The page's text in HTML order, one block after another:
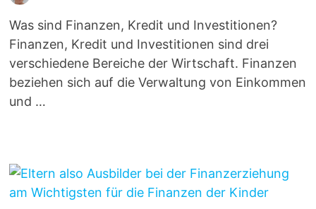
Was sind Finanzen, Kredit und Investitionen?
Finanzen, Kredit und Investitionen sind drei
verschiedene Bereiche der Wirtschaft. Finanzen
beziehen sich auf die Verwaltung von Einkommen
und …